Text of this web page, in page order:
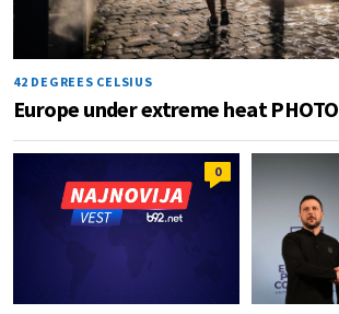
42 DEGREES CELSIUS
Europe under extreme heat PHOTO
0